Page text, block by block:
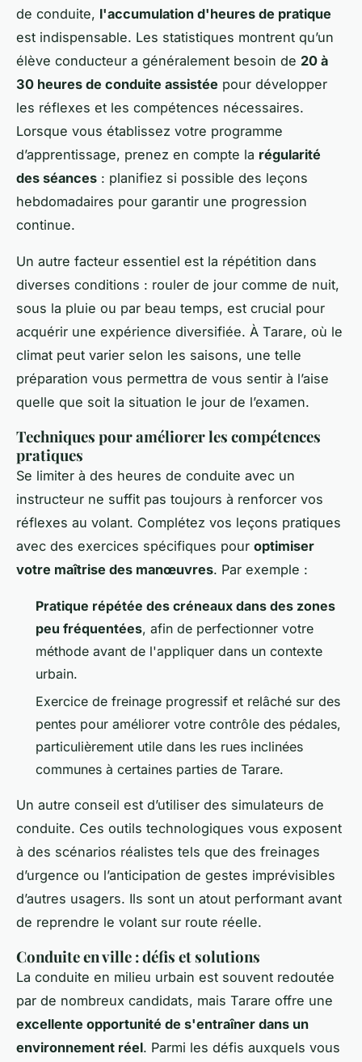
de conduite, l'accumulation d'heures de pratique
est indispensable. Les statistiques montrent qu’un
élève conducteur a généralement besoin de 20 à
30 heures de conduite assistée pour développer
les réflexes et les compétences nécessaires.
Lorsque vous établissez votre programme
d’apprentissage, prenez en compte la régularité
des séances : planifiez si possible des leçons
hebdomadaires pour garantir une progression
continue.
Un autre facteur essentiel est la répétition dans
diverses conditions : rouler de jour comme de nuit,
sous la pluie ou par beau temps, est crucial pour
acquérir une expérience diversifiée. À Tarare, où le
climat peut varier selon les saisons, une telle
préparation vous permettra de vous sentir à l’aise
quelle que soit la situation le jour de l’examen.
Techniques pour améliorer les compétences
pratiques
Se limiter à des heures de conduite avec un
instructeur ne suffit pas toujours à renforcer vos
réflexes au volant. Complétez vos leçons pratiques
avec des exercices spécifiques pour optimiser
votre maîtrise des manœuvres. Par exemple :
Pratique répétée des créneaux dans des zones
peu fréquentées, afin de perfectionner votre
méthode avant de l'appliquer dans un contexte
urbain.
Exercice de freinage progressif et relâché sur des
pentes pour améliorer votre contrôle des pédales,
particulièrement utile dans les rues inclinées
communes à certaines parties de Tarare.
Un autre conseil est d’utiliser des simulateurs de
conduite. Ces outils technologiques vous exposent
à des scénarios réalistes tels que des freinages
d’urgence ou l’anticipation de gestes imprévisibles
d’autres usagers. Ils sont un atout performant avant
de reprendre le volant sur route réelle.
Conduite en ville : défis et solutions
La conduite en milieu urbain est souvent redoutée
par de nombreux candidats, mais Tarare offre une
excellente opportunité de s'entraîner dans un
environnement réel. Parmi les défis auxquels vous